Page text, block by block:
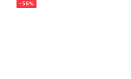
- 56%